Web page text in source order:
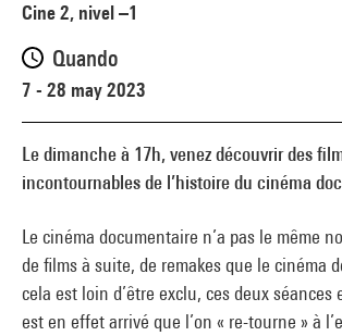
Le dimanche à 17h, venez découvrir des
incontournables de l’histoire du cinéma
Le cinéma documentaire n’a pas le même
de films à suite, de remakes que le cinéma
cela est loin d’être exclu, ces deux
est en effet arrivé que l’on « re-tourne » à
Cine 2, nivel –1
Quando
7 - 28 may 2023